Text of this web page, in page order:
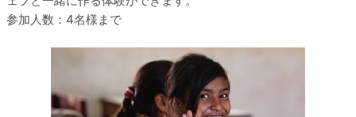
参加人数：4名様まで